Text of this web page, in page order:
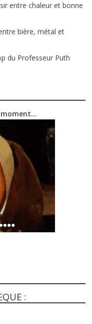
entre chaleur et bonne
bière, métal et
du Professeur Puth
moment…
: